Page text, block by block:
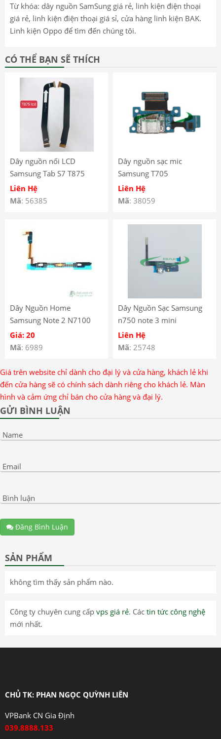
Từ khóa: dây nguồn SamSung giá rẻ, linh kiện điện thoại
giá rẻ, linh kiện điện thoại giá sỉ, cửa hàng linh kiện BAK.
Linh kiện Oppo để tìm đến chúng tôi.
CÓ THỂ BẠN SẼ THÍCH
Dây nguồn nối LCD
Samsung Tab S7 T875
T870 T876
Liên Hệ
Mã: 56385
Dây nguồn sạc mic
Samsung T705
Liên Hệ
Mã: 38059
Dây Nguồn Home
Samsung Note 2 N7100
Giá: 20
Mã: 6989
Dây Nguồn Sạc Samsung
n750 note 3 mini
Liên Hệ
Mã: 25748
Giá trên website chỉ dành cho đại lý và cửa hàng, khách lẻ khi
đến cửa hàng sẽ có chính sách dành riêng cho khách lẻ. Màn
hình và cảm ứng chỉ bán cho cửa hàng và đại lý.
GỬI BÌNH LUẬN
Name
Email
Bình luận
Đăng Bình Luận
SẢN PHẨM
không tìm thấy sản phẩm nào.
Công ty chuyên cung cấp vps giá rẻ. Các tin tức công nghệ
mới nhất.
CHỦ TK: PHAN NGỌC QUỲNH LIÊN
VPBank CN Gia Định
039.8888.133